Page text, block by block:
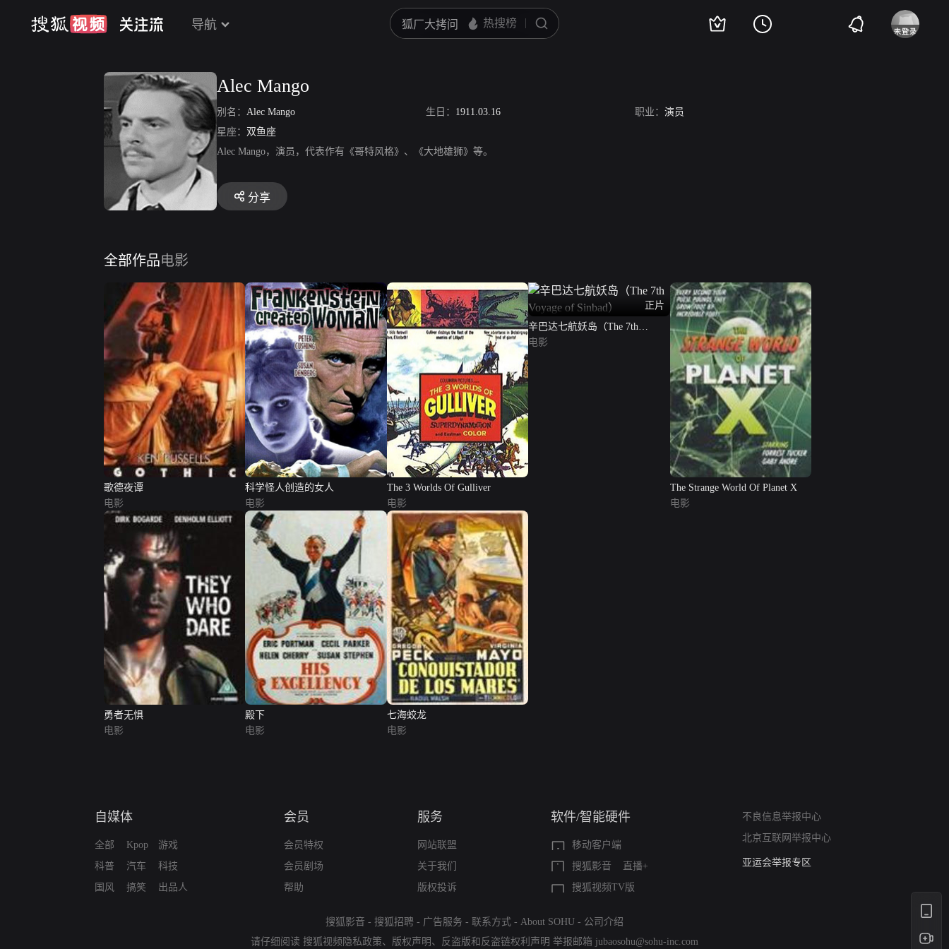
导航
Alec Mango
别名： Alec Mango 生日： 1911.03.16 职业： 演员
星座： 双鱼座
Alec Mango，演员，代表作有《哥特风格》、《大地雄狮》等。
分享
全部作品电影
歌德夜谭
电影
科学怪人创造的女人
电影
The 3 Worlds Of Gulliver
电影
正片
辛巴达七航妖岛（The 7th
Voyage of Sinbad）
电影
The Strange World Of Planet X
电影
勇者无惧
电影
殿下
电影
七海蛟龙
电影
自媒体
全部
科普
国风
Kpop
汽车
搞笑
游戏
科技
出品人
会员
会员特权
会员剧场
帮助
服务
网站联盟
关于我们
版权投诉
软件/智能硬件
移动客户端
搜狐影音
直播+
搜狐视频TV版
不良信息举报中心
北京互联网举报中心
算法推荐专项举报
亚运会举报专区
搜狐影音 - 搜狐招聘 - 广告服务 - 联系方式 - About SOHU - 公司介绍
请仔细阅读 搜狐视频隐私政策、 版权声明 、 反盗版和反盗链权利声明 举报邮箱 jubaosohu@sohu-inc.com